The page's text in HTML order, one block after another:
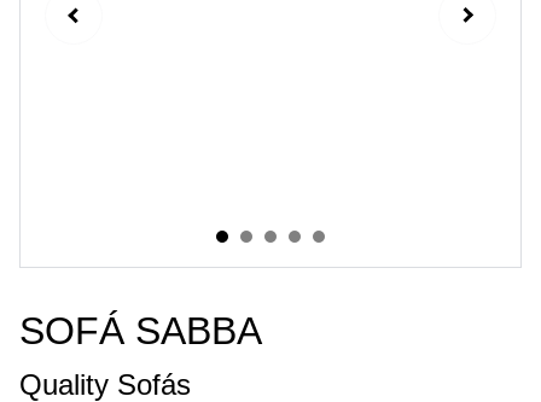
SOFÁ SABBA
Quality Sofás